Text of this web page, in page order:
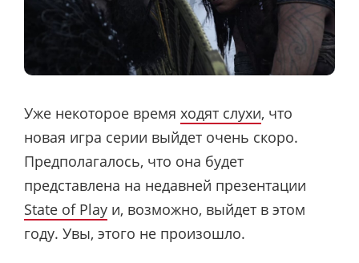
Уже некоторое время ходят слухи, что
новая игра серии выйдет очень скоро.
Предполагалось, что она будет
представлена ​​на недавней презентации
State of Play и, возможно, выйдет в этом
году. Увы, этого не произошло.